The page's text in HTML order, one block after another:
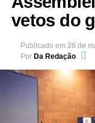
vetos do
Publicado em 28 de
Por Da Redação